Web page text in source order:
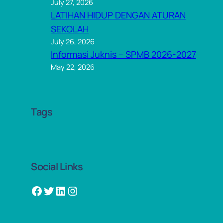
July 27, 2026
LATIHAN HIDUP DENGAN ATURAN
SEKOLAH
July 26, 2026
Informasi Juknis – SPMB 2026-2027
May 22, 2026
Tags
Social Links
Facebook Twitter LinkedIn Instagram